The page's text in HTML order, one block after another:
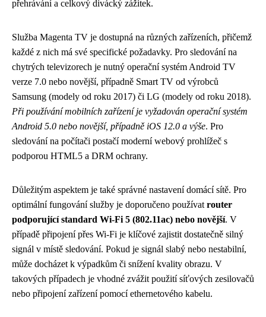
přehrávání a celkový divácký zážitek.
Služba Magenta TV je dostupná na různých zařízeních, přičemž
každé z nich má své specifické požadavky. Pro sledování na
chytrých televizorech je nutný operační systém Android TV
verze 7.0 nebo novější, případně Smart TV od výrobců
Samsung (modely od roku 2017) či LG (modely od roku 2018).
Při používání mobilních zařízení je vyžadován operační systém
Android 5.0 nebo novější, případně iOS 12.0 a výše. Pro
sledování na počítači postačí moderní webový prohlížeč s
podporou HTML5 a DRM ochrany.
Důležitým aspektem je také správné nastavení domácí sítě. Pro
optimální fungování služby je doporučeno používat router
podporující standard Wi-Fi 5 (802.11ac) nebo novější. V
případě připojení přes Wi-Fi je klíčové zajistit dostatečně silný
signál v místě sledování. Pokud je signál slabý nebo nestabilní,
může docházet k výpadkům či snížení kvality obrazu. V
takových případech je vhodné zvážit použití síťových zesilovačů
nebo připojení zařízení pomocí ethernetového kabelu.